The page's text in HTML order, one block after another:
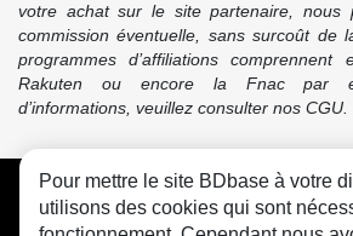
votre achat sur le site partenaire, nous
commission éventuelle, sans surcoût de
programmes d’affiliations comprennent
Rakuten ou encore la Fnac par
d’informations, veuillez consulter nos CGU.
CGU FAQ Contact
Pour mettre le site BDbase à votre
utilisons des cookies qui sont